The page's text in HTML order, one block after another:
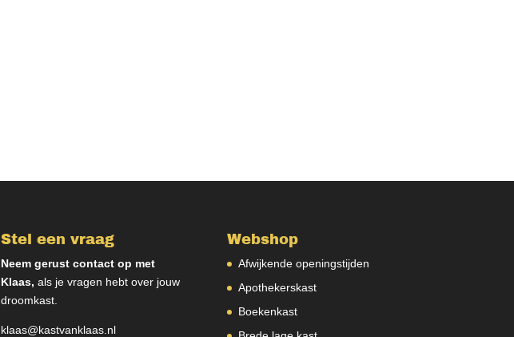
Stel een vraag
Neem gerust contact op met
Klaas, als je vragen hebt over jouw
droomkast.
klaas@kastvanklaas.nl
Webshop
Afwijkende openingstijden
Apothekerskast
Boekenkast